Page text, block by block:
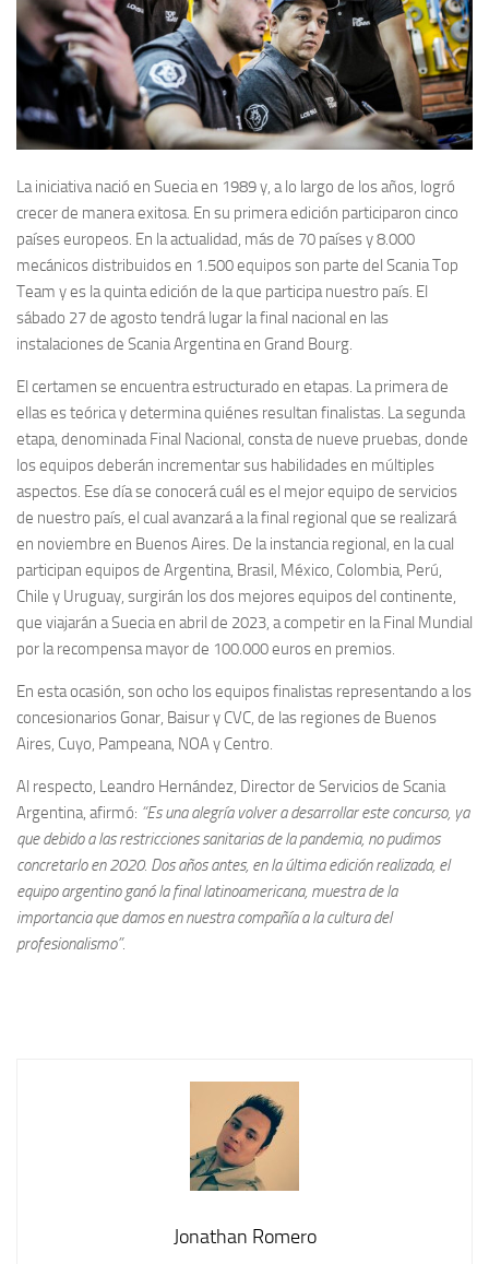
La iniciativa nació en Suecia en 1989 y, a lo largo de los años, logró
crecer de manera exitosa. En su primera edición participaron cinco
países europeos. En la actualidad, más de 70 países y 8.000
mecánicos distribuidos en 1.500 equipos son parte del Scania Top
Team y es la quinta edición de la que participa nuestro país. El
sábado 27 de agosto tendrá lugar la final nacional en las
instalaciones de Scania Argentina en Grand Bourg.
El certamen se encuentra estructurado en etapas. La primera de
ellas es teórica y determina quiénes resultan finalistas. La segunda
etapa, denominada Final Nacional, consta de nueve pruebas, donde
los equipos deberán incrementar sus habilidades en múltiples
aspectos. Ese día se conocerá cuál es el mejor equipo de servicios
de nuestro país, el cual avanzará a la final regional que se realizará
en noviembre en Buenos Aires. De la instancia regional, en la cual
participan equipos de Argentina, Brasil, México, Colombia, Perú,
Chile y Uruguay, surgirán los dos mejores equipos del continente,
que viajarán a Suecia en abril de 2023, a competir en la Final Mundial
por la recompensa mayor de 100.000 euros en premios.
En esta ocasión, son ocho los equipos finalistas representando a los
concesionarios Gonar, Baisur y CVC, de las regiones de Buenos
Aires, Cuyo, Pampeana, NOA y Centro.
Al respecto, Leandro Hernández, Director de Servicios de Scania
Argentina, afirmó: “Es una alegría volver a desarrollar este concurso, ya
que debido a las restricciones sanitarias de la pandemia, no pudimos
concretarlo en 2020. Dos años antes, en la última edición realizada, el
equipo argentino ganó la final latinoamericana, muestra de la
importancia que damos en nuestra compañía a la cultura del
profesionalismo”.
Jonathan Romero